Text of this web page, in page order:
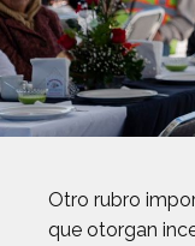
Otro rubro
que otorgan